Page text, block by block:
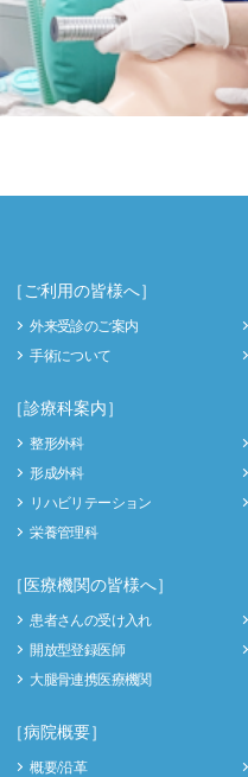
［ご利用の皆様へ］
外来受診のご案内
手術について
［診療科案内］
整形外科
形成外科
リハビリテーション
栄養管理科
［医療機関の皆様へ］
患者さんの受け入れ
開放型登録医師
大腿骨連携医療機関
［病院概要］
概要/沿革